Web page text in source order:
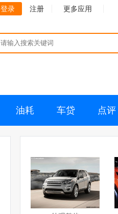
登录 注册 更多应用
油耗 车贷 点评